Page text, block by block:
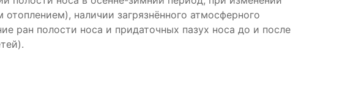
наличии загрязнённого атмосферного
ран полости носа и придаточных пазух носа до и после